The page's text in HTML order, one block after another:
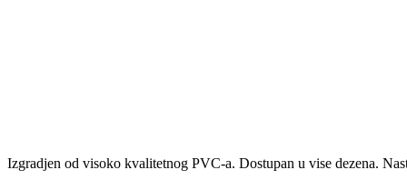
Izgradjen od visoko kvalitetnog PVC-a. Dostupan u vise dezena.